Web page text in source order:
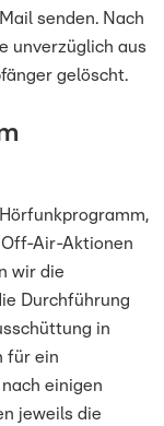
senden. Nach
unverzüglich aus
gelöscht.
Air-Aktionen
wir die
Durchführung
in
für ein
einigen
jeweils die